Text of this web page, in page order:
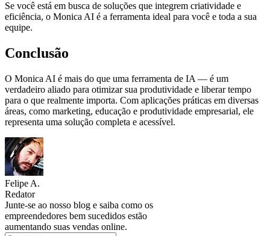
Se você está em busca de soluções que integrem criatividade e
eficiência, o Monica AI é a ferramenta ideal para você e toda a sua
equipe.
Conclusão
O Monica AI é mais do que uma ferramenta de IA — é um
verdadeiro aliado para otimizar sua produtividade e liberar tempo
para o que realmente importa. Com aplicações práticas em diversas
áreas, como marketing, educação e produtividade empresarial, ele
representa uma solução completa e acessível.
Felipe A.
Redator
Junte-se ao nosso blog e saiba como os
empreendedores bem sucedidos estão
aumentando suas vendas online.